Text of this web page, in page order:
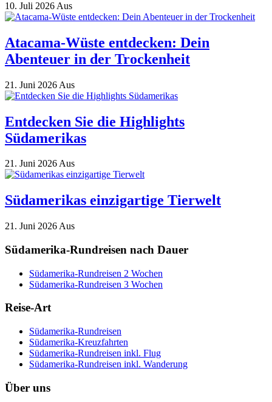
10. Juli 2026 Aus
Atacama-Wüste entdecken: Dein
Abenteuer in der Trockenheit
21. Juni 2026 Aus
Entdecken Sie die Highlights
Südamerikas
21. Juni 2026Aus
Südamerikas einzigartige Tierwelt
21. Juni 2026 Aus
Südamerika-Rundreisen nach Dauer
Südamerika-Rundreisen 2 Wochen
Südamerika-Rundreisen 3 Wochen
Reise-Art
Südamerika-Rundreisen
Südamerika-Kreuzfahrten
Südamerika-Rundreisen inkl. Flug
Südamerika-Rundreisen inkl. Wanderung
Über uns